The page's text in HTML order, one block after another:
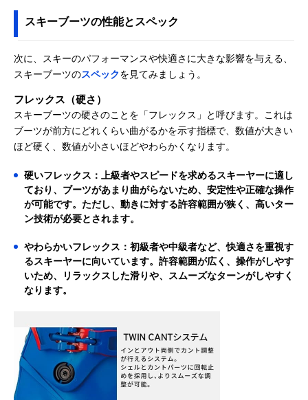
スキーブーツの性能とスペック
次に、スキーのパフォーマンスや快適さに大きな影響を与える、
スキーブーツのスペックを見てみましょう。
フレックス（硬さ）
スキーブーツの硬さのことを「フレックス」と呼びます。これは
ブーツが前方にどれくらい曲がるかを示す指標で、数値が大きい
ほど硬く、数値が小さいほどやわらかくなります。
硬いフレックス：上級者やスピードを求めるスキーヤーに適し
ており、ブーツがあまり曲がらないため、安定性や正確な操作
が可能です。ただし、動きに対する許容範囲が狭く、高いター
ン技術が必要とされます。
やわらかいフレックス：初級者や中級者など、快適さを重視す
るスキーヤーに向いています。許容範囲が広く、操作がしやす
いため、リラックスした滑りや、スムーズなターンがしやすく
なります。